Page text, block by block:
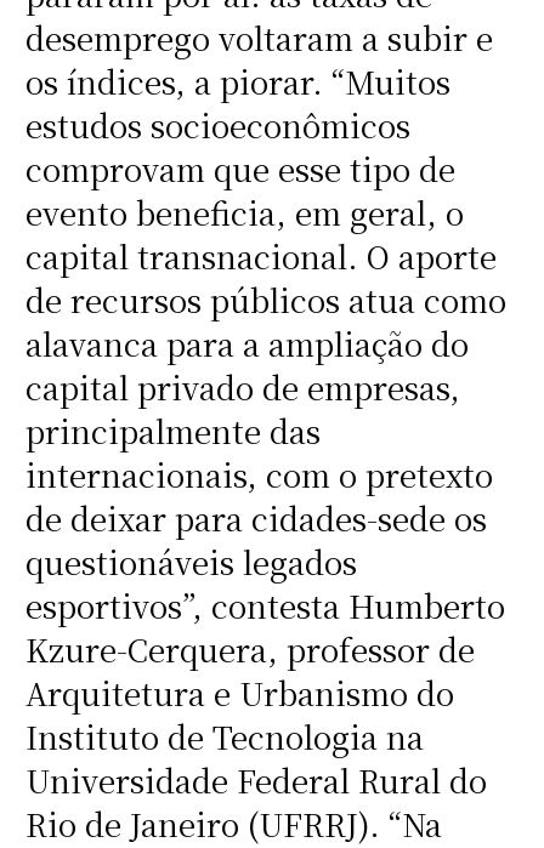
desemprego voltaram a subir e
os índices, a piorar. “Muitos
estudos socioeconômicos
comprovam que esse tipo de
evento beneficia, em geral, o
capital transnacional. O aporte
de recursos públicos atua como
alavanca para a ampliação do
capital privado de empresas,
principalmente das
internacionais, com o pretexto
de deixar para cidades-sede os
questionáveis legados
esportivos”, contesta Humberto
Kzure-Cerquera, professor de
Arquitetura e Urbanismo do
Instituto de Tecnologia na
Universidade Federal Rural do
Rio de Janeiro (UFRRJ). “Na